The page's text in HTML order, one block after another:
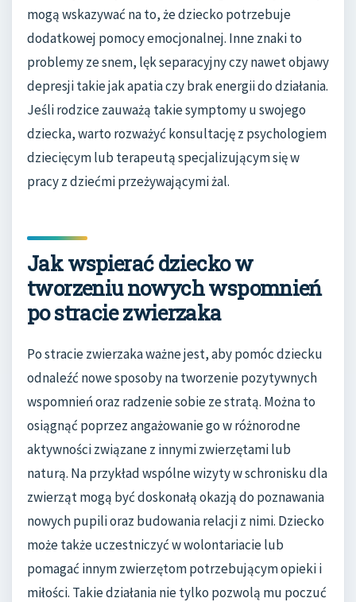
mogą wskazywać na to, że dziecko potrzebuje
dodatkowej pomocy emocjonalnej. Inne znaki to
problemy ze snem, lęk separacyjny czy nawet objawy
depresji takie jak apatia czy brak energii do działania.
Jeśli rodzice zauważą takie symptomy u swojego
dziecka, warto rozważyć konsultację z psychologiem
dziecięcym lub terapeutą specjalizującym się w
pracy z dziećmi przeżywającymi żal.
Jak wspierać dziecko w
tworzeniu nowych wspomnień
po stracie zwierzaka
Po stracie zwierzaka ważne jest, aby pomóc dziecku
odnaleźć nowe sposoby na tworzenie pozytywnych
wspomnień oraz radzenie sobie ze stratą. Można to
osiągnąć poprzez angażowanie go w różnorodne
aktywności związane z innymi zwierzętami lub
naturą. Na przykład wspólne wizyty w schronisku dla
zwierząt mogą być doskonałą okazją do poznawania
nowych pupili oraz budowania relacji z nimi. Dziecko
może także uczestniczyć w wolontariacie lub
pomagać innym zwierzętom potrzebującym opieki i
miłości. Takie działania nie tylko pozwolą mu poczuć